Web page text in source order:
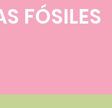
FÓSILES